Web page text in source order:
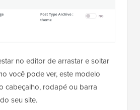
no editor de arrastar e soltar
você pode ver, este modelo
cabeçalho, rodapé ou barra
seu site.